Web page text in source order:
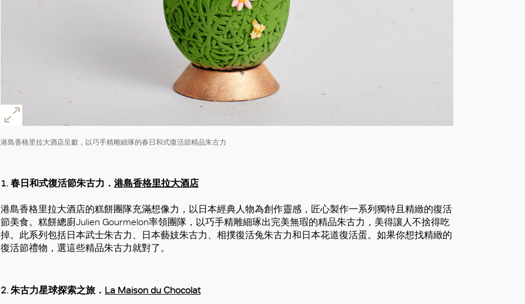
港島香格里拉大酒店呈獻，以巧手精雕細琢的春日和式復活節精品朱古力
1. 春日和式復活節朱古力． 港島香格里拉大酒店
港島香格里拉大酒店的糕餅團隊充滿想像力，以日本經典人物為創作靈感，匠心製作一系列獨特且精緻的復活
節美食。糕餅總廚Julien Gourmelon率領團隊，以巧手精雕細琢出完美無瑕的精品朱古力，美得讓人不捨得吃
掉。此系列包括日本武士朱古力、日本藝妓朱古力、相撲復活兔朱古力和日本花道復活蛋。如果你想找精緻的
復活節禮物，選這些精品朱古力就對了。
2. 朱古力星球探索之旅． La Maison du Chocolat